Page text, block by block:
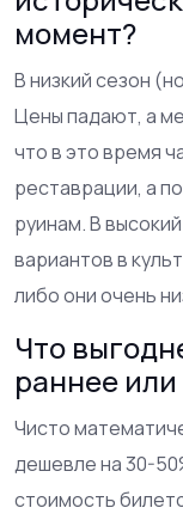
момент?
В низкий сезон
Цены падают, а
что в это время
реставрации, а
руинам. В
вариантов в
либо они очень
Что
раннее
Чисто
дешевле на 30-
стоимость